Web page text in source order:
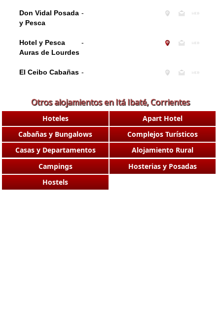
Don Vidal Posada
y Pesca
-
Hotel y Pesca
Auras de Lourdes
-
El Ceibo Cabañas -
Otros alojamientos en Itá Ibaté, Corrientes
Hoteles
Apart Hotel
Cabañas y Bungalows
Complejos Turísticos
Casas y Departamentos
Alojamiento Rural
Campings
Hosterias y Posadas
Hostels